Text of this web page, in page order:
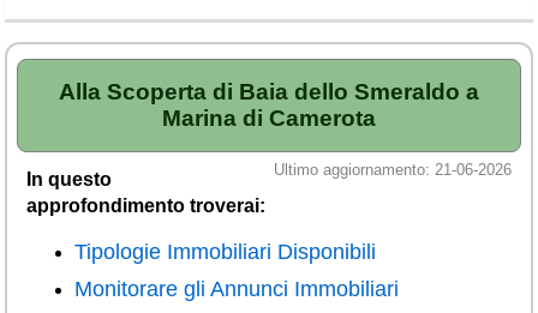
Alla Scoperta di Baia dello Smeraldo a
Marina di Camerota
Ultimo aggiornamento: 21-06-2026
In questo
approfondimento troverai:
Tipologie Immobiliari Disponibili
Monitorare gli Annunci Immobiliari
Valle d'Aosta(28)
Veneto (179)